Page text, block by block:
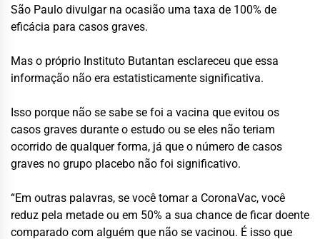
São Paulo divulgar na ocasião uma taxa de 100% de
eficácia para casos graves.
Mas o próprio Instituto Butantan esclareceu que essa
informação não era estatisticamente significativa.
Isso porque não se sabe se foi a vacina que evitou os
casos graves durante o estudo ou se eles não teriam
ocorrido de qualquer forma, já que o número de casos
graves no grupo placebo não foi significativo.
“Em outras palavras, se você tomar a CoronaVac, você
reduz pela metade ou em 50% a sua chance de ficar doente
comparado com alguém que não se vacinou. É isso que